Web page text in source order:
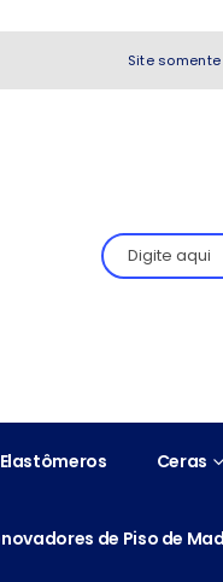
Site
Ceras
de Piso de